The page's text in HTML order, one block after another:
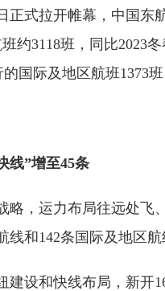
正式拉开帷幕，中国东
约3118班，同比2023
国际及地区航班1373
线”增至45条
略，运力布局往远处飞
和142条国际及地区航
建设和快线布局，新开